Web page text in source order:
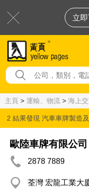
立
主頁 > 運輸、物流 > 海上
2 結果發現 汽車車牌製造
歐陸車牌有限公司
2878 7889
荃灣 宏龍工業大